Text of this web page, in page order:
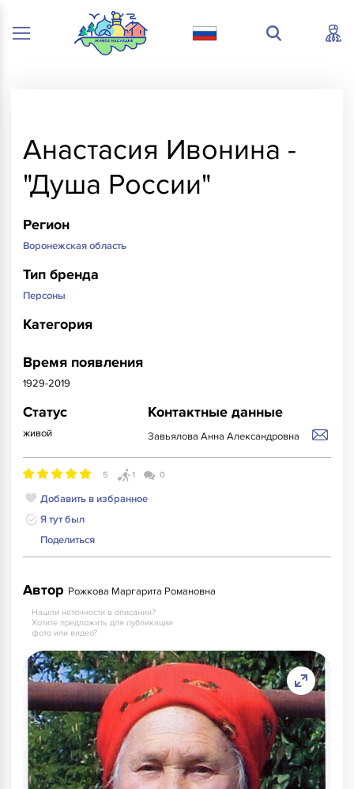
Анастасия Ивонина -
"Душа России"
Регион
Воронежская область
Тип бренда
Персоны
Категория
Время появления
1929-2019
Статус
живой
Контактные данные
Завьялова Анна Александровна
5 1 0
Добавить в избранное
Я тут был
Поделиться
Автор Рожкова Маргарита Романовна
Нашли неточности в описании?
Хотите предложить для публикации
фото или видео?